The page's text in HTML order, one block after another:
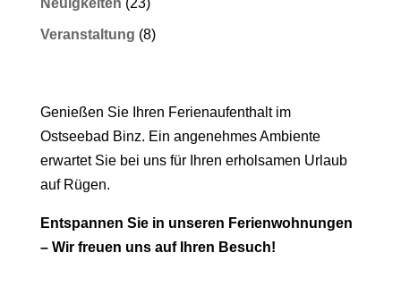
Neuigkeiten (23)
Veranstaltung (8)
Genießen Sie Ihren Ferienaufenthalt im
Ostseebad Binz. Ein angenehmes Ambiente
erwartet Sie bei uns für Ihren erholsamen Urlaub
auf Rügen.
Entspannen Sie in unseren Ferienwohnungen
– Wir freuen uns auf Ihren Besuch!